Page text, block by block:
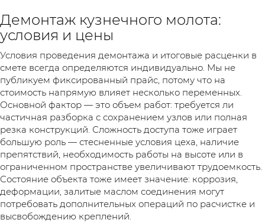
Демонтаж кузнечного молота:
условия и цены
Условия проведения демонтажа и итоговые расценки в
смете всегда определяются индивидуально. Мы не
публикуем фиксированный прайс, потому что на
стоимость напрямую влияет несколько переменных.
Основной фактор — это объем работ: требуется ли
частичная разборка с сохранением узлов или полная
резка конструкций. Сложность доступа тоже играет
большую роль — стесненные условия цеха, наличие
препятствий, необходимость работы на высоте или в
ограниченном пространстве увеличивают трудоемкость.
Состояние объекта тоже имеет значение: коррозия,
деформации, залитые маслом соединения могут
потребовать дополнительных операций по расчистке и
высвобождению креплений.